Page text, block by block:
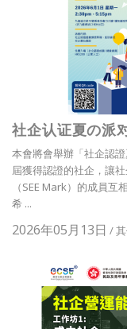
社企认证夏の派
本會將會舉辦「社企認
屆獲得認證的社企，讓
（SEE Mark）的成員
希 ...
2026年05月13日 /